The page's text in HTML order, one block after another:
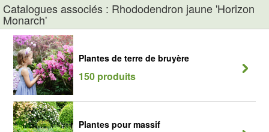
Catalogues associés : Rhododendron jaune 'Horizon
Monarch'
Plantes de terre de bruyère
150 produits
Plantes pour massif